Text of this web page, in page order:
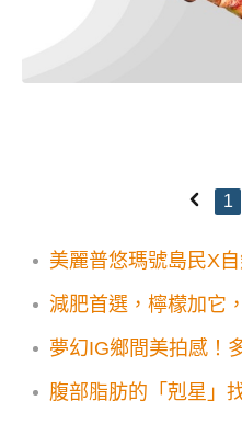
1
美麗普悠瑪號島民X
減肥首選，檸檬加它
夢幻IG鄉間美拍感！
腹部脂肪的「剋星」